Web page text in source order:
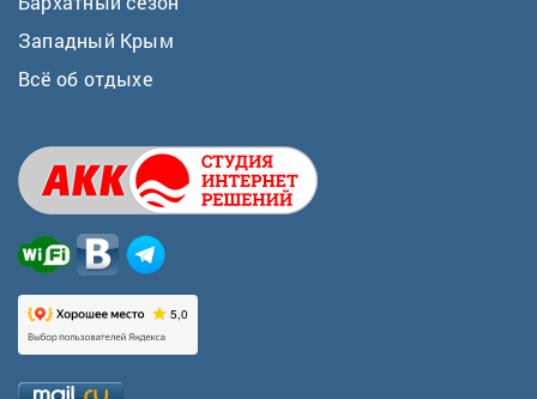
Западный Крым
Всё об отдыхе